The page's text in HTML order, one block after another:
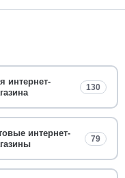
интернет-
130
интернет-
79